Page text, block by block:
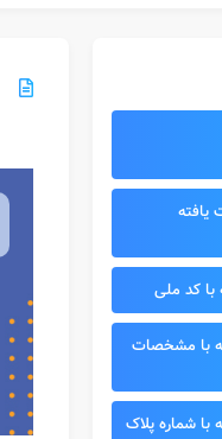
یافته
کد ملی
با مشخصات
شماره پلاک